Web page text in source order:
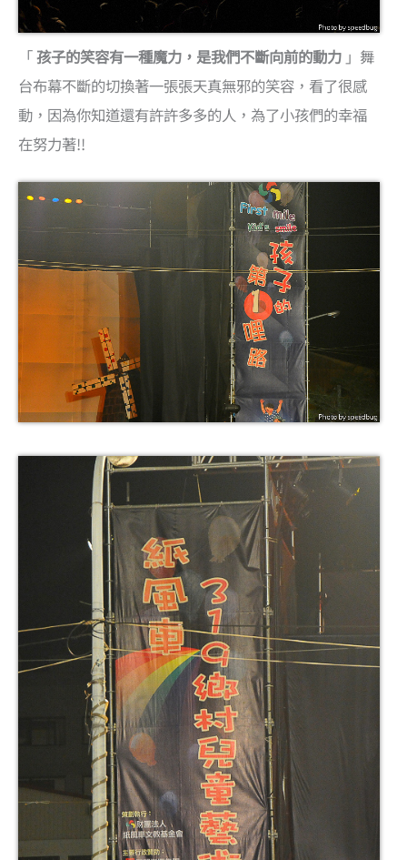
「孩子的笑容有一種魔力，是我們不斷向前的動力 」舞
台布幕不斷的切換著一張張天真無邪的笑容，看了很感
動，因為你知道還有許許多多的人，為了小孩們的幸福
在努力著!!